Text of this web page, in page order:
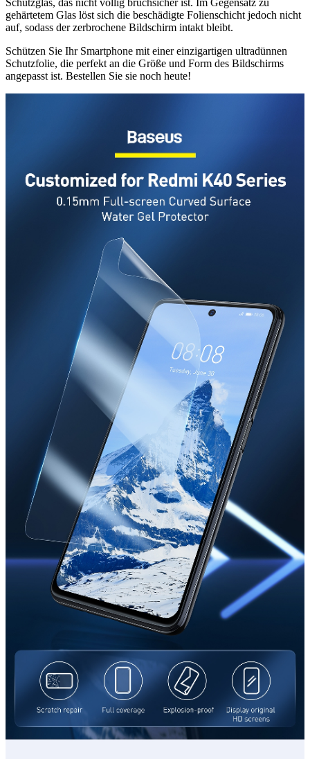
gehärtetem Glas löst sich die beschädigte Folienschicht jedoch nicht
auf, sodass der zerbrochene Bildschirm intakt bleibt.
Schützen Sie Ihr Smartphone mit einer einzigartigen ultradünnen
Schutzfolie, die perfekt an die Größe und Form des Bildschirms
angepasst ist. Bestellen Sie sie noch heute!